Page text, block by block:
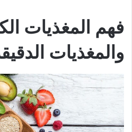
فهم المغذيات
والمغذيات